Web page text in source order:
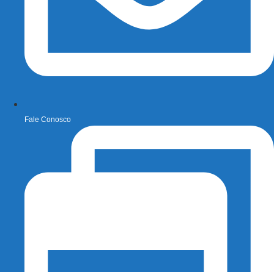
Fale Conosco